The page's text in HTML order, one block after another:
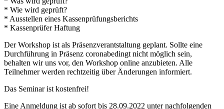
* Wie wird geprüft?
* Ausstellen eines Kassenprüfungsberichts
* Kassenprüfer Haftung
Der Workshop ist als Präsenzverantstaltung geplant. Sollte eine
Durchführung in Präsenz coronabedingt nicht möglich sein,
behalten wir uns vor, den Workshop online anzubieten. Alle
Teilnehmer werden rechtzeitig über Änderungen informiert.
Das Seminar ist kostenfrei!
Eine Anmeldung ist ab sofort bis 28.09.2022 unter nachfolgenden